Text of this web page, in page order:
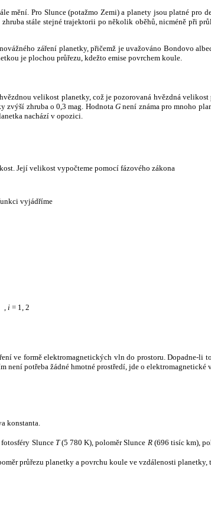
mění. Pro Slunce (potažmo Zemi) a planety jsou platné
stále stejné trajektorii po několik oběhů, nicméně při
záření planetky, přičemž je uvažováno Bondovo
je plochou průřezu, kdežto emise povrchem koule.
velikost planetky, což je pozorovaná hvězdná
zvýší zhruba o 0,3 mag. HodnotaG není známa pro mnoho
nachází v opozici.
Její velikost vypočteme pomocí fázového zákona
vyjádříme
, i = 1, 2
ve formě elektromagnetických vln do prostoru. Dopadne-li
není potřeba žádné hmotné prostředí, jde o elektromagnetické
konstanta.
Slunce T(5 780 K), poloměr Slunce R(696 tisíc km),
průřezu planetky a povrchu koule ve vzdálenosti planetky,